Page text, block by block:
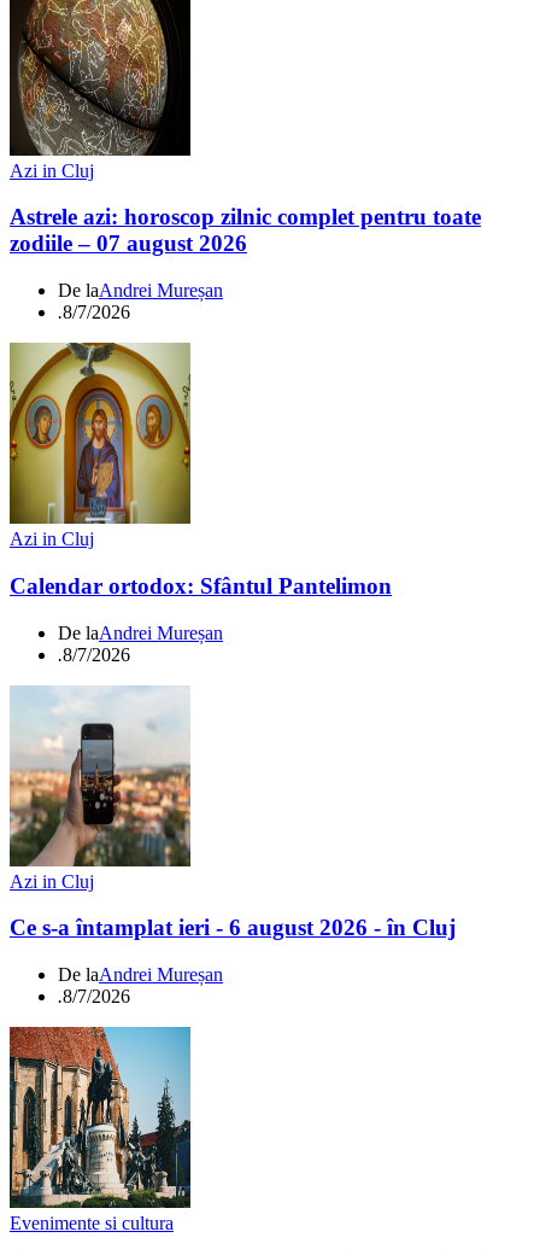
Azi in Cluj
Astrele azi: horoscop zilnic complet pentru toate
zodiile – 07 august 2026
De laAndrei Mureșan
.8/7/2026
Azi in Cluj
Calendar ortodox: Sfântul Pantelimon
De laAndrei Mureșan
.8/7/2026
Azi in Cluj
Ce s-a întamplat ieri - 6 august 2026 - în Cluj
De laAndrei Mureșan
.8/7/2026
Evenimente si cultura